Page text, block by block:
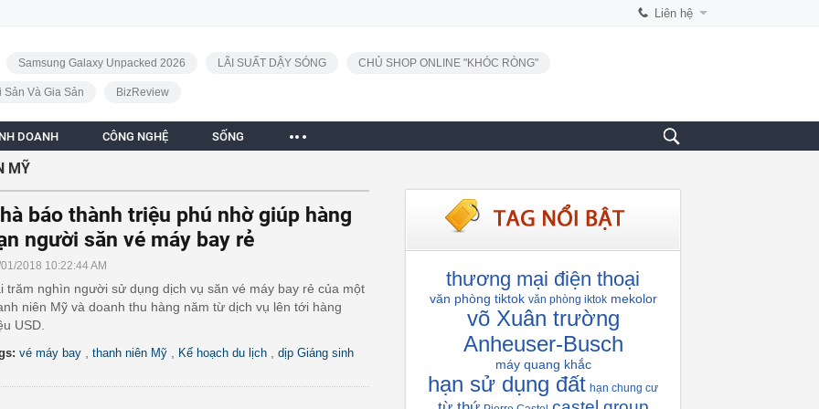
Liên hệ
Samsung Galaxy Unpacked 2026 LÃI SUẤT DẬY SÓNG CHỦ SHOP ONLINE "KHÓC RÒNG"
Sản Và Gia Sản BizReview
DOANH CÔNG NGHỆ SỐNG
MỸ
báo thành triệu phú nhờ giúp hàng
người săn vé máy bay rẻ
2018 10:22:44 AM
trăm nghìn người sử dụng dịch vụ săn vé máy bay rẻ của một
niên Mỹ và doanh thu hàng năm từ dịch vụ lên tới hàng
USD.
vé máy bay thanh niên Mỹ Kế hoạch du lịch dịp Giáng sinh
thương mại điện thoại
văn phòng tiktok văn phòng iktok mekolor
võ Xuân trường
Anheuser-Busch
máy quang khắc
hạn sử dụng đất hạn chung cư